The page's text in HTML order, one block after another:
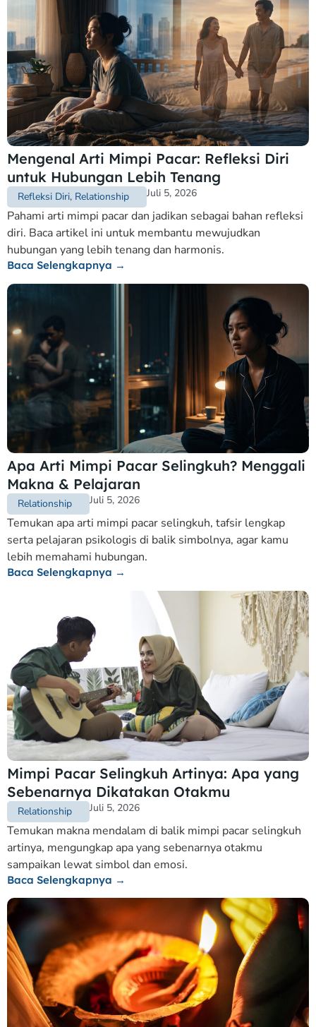
Mengenal Arti Mimpi Pacar: Refleksi Diri
untuk Hubungan Lebih Tenang
Refleksi Diri, Relationship Juli 5, 2026
Pahami arti mimpi pacar dan jadikan sebagai bahan refleksi
diri. Baca artikel ini untuk membantu mewujudkan
hubungan yang lebih tenang dan harmonis.
Baca Selengkapnya →
Apa Arti Mimpi Pacar Selingkuh? Menggali
Makna & Pelajaran
Relationship Juli 5, 2026
Temukan apa arti mimpi pacar selingkuh, tafsir lengkap
serta pelajaran psikologis di balik simbolnya, agar kamu
lebih memahami hubungan.
Baca Selengkapnya →
Mimpi Pacar Selingkuh Artinya: Apa yang
Sebenarnya Dikatakan Otakmu
Relationship Juli 5, 2026
Temukan makna mendalam di balik mimpi pacar selingkuh
artinya, mengungkap apa yang sebenarnya otakmu
sampaikan lewat simbol dan emosi.
Baca Selengkapnya →